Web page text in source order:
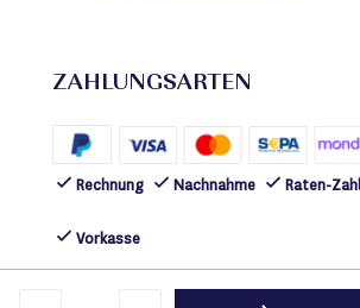
ZAHLUNGSARTEN
Rechnung Nachnahme Raten-
Vorkasse
FOLGEN SIE UNS